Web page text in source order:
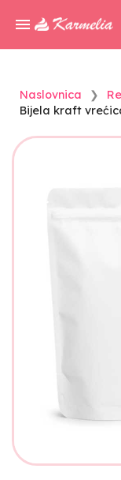
Naslovnica
Bijela kraft